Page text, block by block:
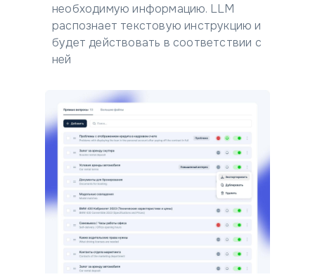
необходимую информацию. LLM
распознает текстовую инструкцию и
будет действовать в соответствии с
ней